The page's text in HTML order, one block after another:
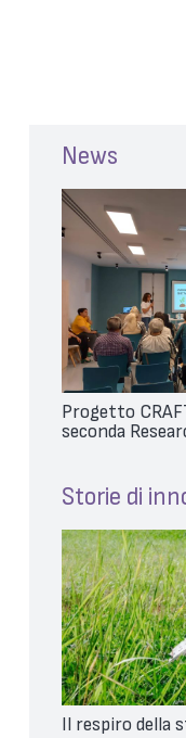
News
Progetto
seconda
Storie di
Il respiro della